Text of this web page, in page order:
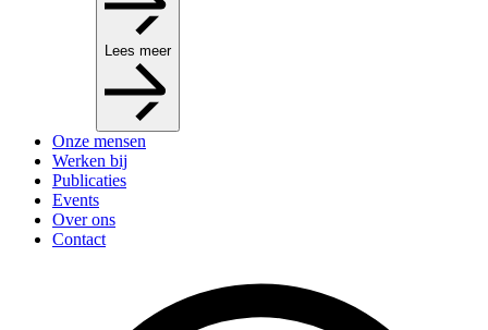
Lees meer
Onze mensen
Werken bij
Publicaties
Events
Over ons
Contact